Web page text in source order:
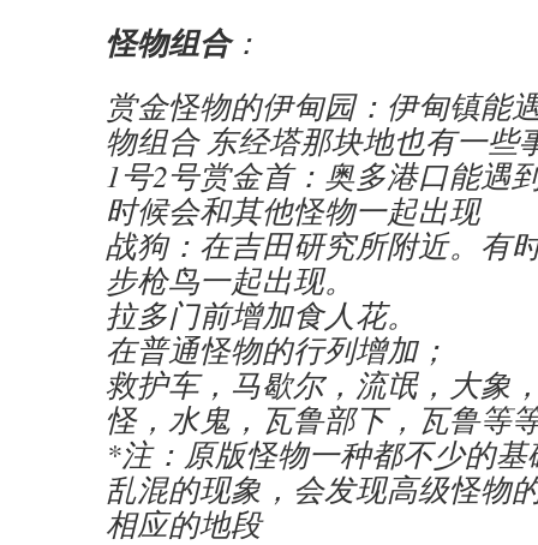
怪物组合：
赏金怪物的伊甸园：伊甸镇能
物组合 东经塔那块地也有一些
1号2号赏金首：奥多港口能遇
时候会和其他怪物一起出现
战狗：在吉田研究所附近。有
步枪鸟一起出现。
拉多门前增加食人花。
在普通怪物的行列增加；
救护车，马歇尔，流氓，大象
怪，水鬼，瓦鲁部下，瓦鲁等
*注：原版怪物一种都不少的
乱混的现象，会发现高级怪物
相应的地段